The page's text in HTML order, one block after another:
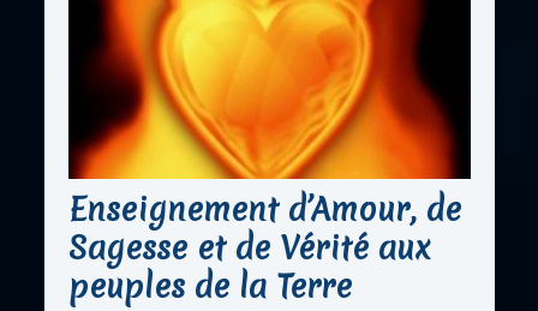
Enseignement d’Amour, de
Sagesse et de Vérité aux
peuples de la Terre